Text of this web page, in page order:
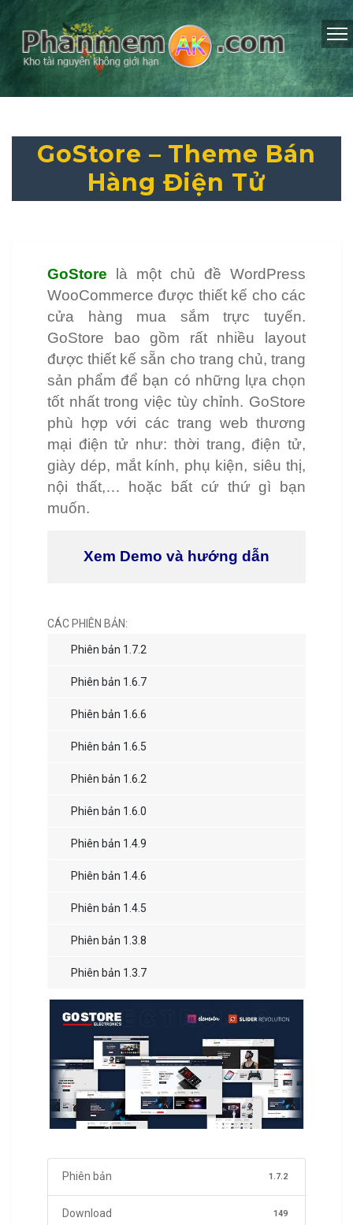
GoStore – Theme Bán
Hàng Điện Tử
GoStore
là một chủ đề WordPress
WooCommerce được thiết kế cho các
cửa hàng mua sắm trực tuyến.
GoStore bao gồm rất nhiều layout
được thiết kế sẵn cho trang chủ, trang
sản phẩm để bạn có những lựa chọn
tốt nhất trong việc tùy chỉnh. GoStore
phù hợp với các trang web thương
mại điện tử như: thời trang, điện tử,
giày dép, mắt kính, phụ kiện, siêu thị,
nội thất,… hoặc bất cứ thứ gì bạn
muốn.
Xem Demo và hướng dẫn
CÁC PHIÊN BẢN:
Phiên bản 1.7.2
Phiên bản 1.6.7
Phiên bản 1.6.6
Phiên bản 1.6.5
Phiên bản 1.6.2
Phiên bản 1.6.0
Phiên bản 1.4.9
Phiên bản 1.4.6
Phiên bản 1.4.5
Phiên bản 1.3.8
Phiên bản 1.3.7
Phiên bản 1.7.2
Download 149